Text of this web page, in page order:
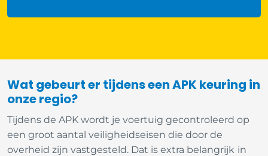
Wat gebeurt er tijdens een APK keuring in
onze regio?
Tijdens de APK wordt je voertuig gecontroleerd op
een groot aantal veiligheidseisen die door de
overheid zijn vastgesteld. Dat is extra belangrijk in